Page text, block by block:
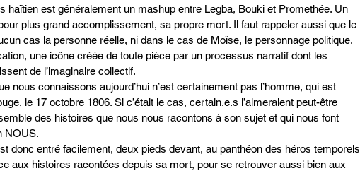
haïtien est généralement un mashup entre Legba, Bouki et Promethée. Un
plus grand accomplissement, sa propre mort. Il faut rappeler aussi que le
cas la personne réelle, ni dans le cas de Moïse, le personnage politique.
une icône créée de toute pièce par un processus narratif dont les
de l’imaginaire collectif.
nous connaissons aujourd’hui n’est certainement pas l’homme, qui est
le 17 octobre 1806. Si c’était le cas, certain.e.s l’aimeraient peut-être
des histoires que nous nous racontons à son sujet et qui nous font
NOUS.
donc entré facilement, deux pieds devant, au panthéon des héros temporels
aux histoires racontées depuis sa mort, pour se retrouver aussi bien aux